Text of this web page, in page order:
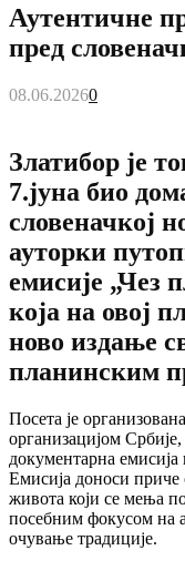
Аутентичне
пред
08.06.20260
Златибор је
7.јуна био
словеначкој
ауторки
емисије „Чез
која на овој
ново издање
планинским
Посета је
организацијом
документарна
Емисија доноси
живота који се мења
посебним фокусом на
очување традиције.